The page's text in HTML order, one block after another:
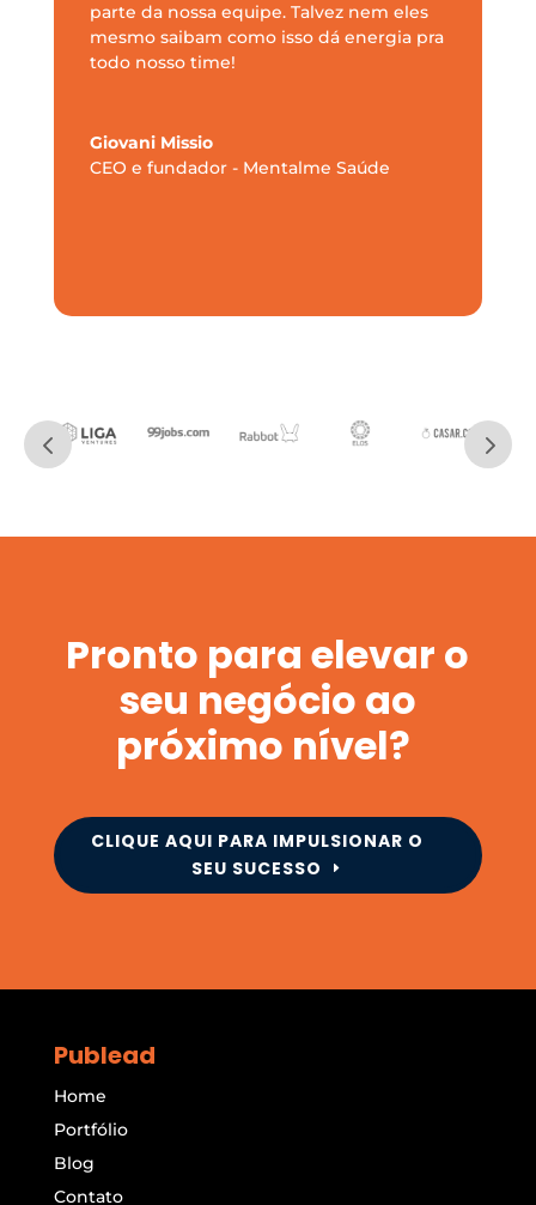
parte da nossa equipe. Talvez nem eles
mesmo saibam como isso dá energia pra
todo nosso time!
Giovani Missio
CEO e fundador - Mentalme Saúde
Pronto para elevar o
seu negócio ao
próximo nível?
CLIQUE AQUI PARA IMPULSIONAR O
SEU SUCESSO
Publead
Home
Portfólio
Blog
Contato